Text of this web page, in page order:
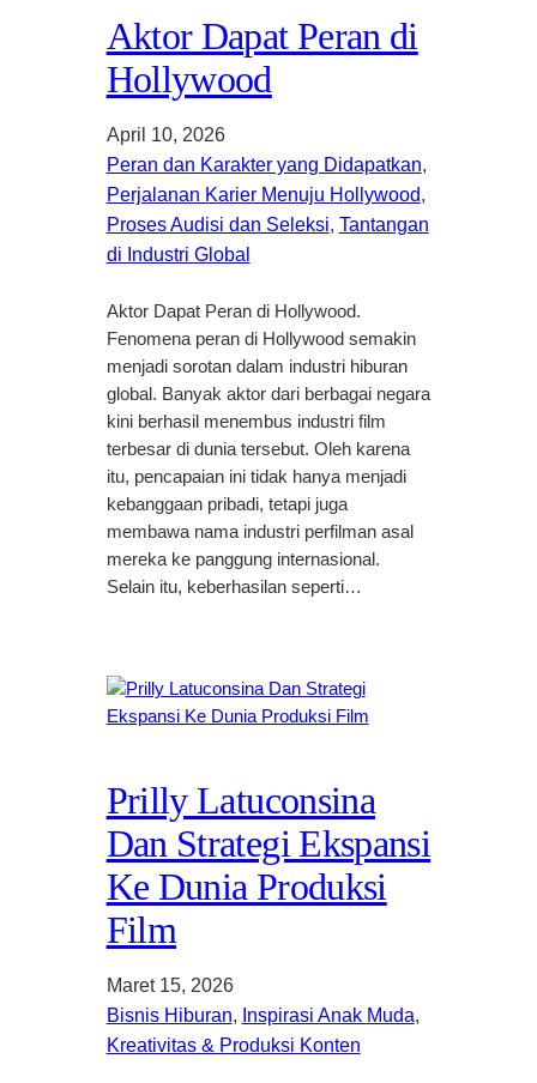
Aktor Dapat Peran di
Hollywood
April 10, 2026
Peran dan Karakter yang Didapatkan
Perjalanan Karier Menuju Hollywood
Proses Audisi dan Seleksi, Tantangan
di Industri Global
Aktor Dapat Peran di Hollywood.
Fenomena peran di Hollywood semakin
menjadi sorotan dalam industri hiburan
global. Banyak aktor dari berbagai negara
kini berhasil menembus industri film
terbesar di dunia tersebut. Oleh karena
itu, pencapaian ini tidak hanya menjadi
kebanggaan pribadi, tetapi juga
membawa nama industri perfilman asal
mereka ke panggung internasional.
Selain itu, keberhasilan seperti…
Prilly Latuconsina
Dan Strategi Ekspansi
Ke Dunia Produksi
Film
Maret 15, 2026
Bisnis Hiburan, Inspirasi Anak Muda
Kreativitas & Produksi Konten